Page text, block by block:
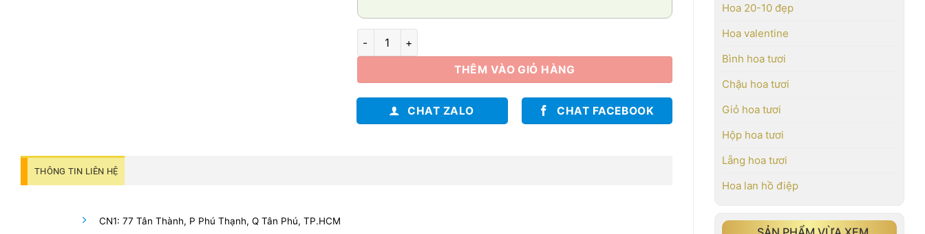
Hoa 20-10 đẹp
Hoa valentine
Bình hoa tươi
Chậu hoa tươi
Giỏ hoa tươi
Hộp hoa tươi
Lẵng hoa tươi
Hoa lan hồ điệp
Giỏ hoa Tài cát 006 số lượng
THÊM VÀO GIỎ HÀNG
CHAT ZALO CHAT FACEBOOK
THÔNG TIN LIÊN HỆ
CN1: 77 Tân Thành, P Phú Thạnh, Q Tân Phú, TP.HCM